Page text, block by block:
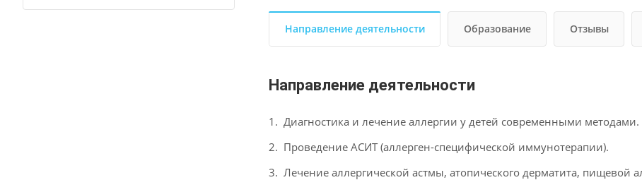
Направление деятельности Образование Отзывы
Направление деятельности
Диагностика и лечение аллергии у детей современными методами.
Проведение АСИТ (аллерген-специфической иммунотерапии).
Лечение аллергической астмы, атопического дерматита, пищевой